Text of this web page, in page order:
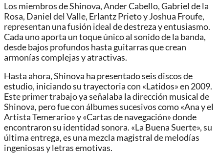
Los miembros de Shinova, Ander Cabello, Gabriel de la
Rosa, Daniel del Valle, Erlantz Prieto y Joshua Froufe,
representan una fusión ideal de destreza y entusiasmo.
Cada uno aporta un toque único al sonido de la banda,
desde bajos profundos hasta guitarras que crean
armonías complejas y atractivas.
Hasta ahora, Shinova ha presentado seis discos de
estudio, iniciando su trayectoria con «Latidos» en 2009.
Este primer trabajo ya señalaba la dirección musical de
Shinova, pero fue con álbumes sucesivos como «Ana y el
Artista Temerario» y «Cartas de navegación» donde
encontraron su identidad sonora. «La Buena Suerte», su
última entrega, es una mezcla magistral de melodías
ingeniosas y letras emotivas.